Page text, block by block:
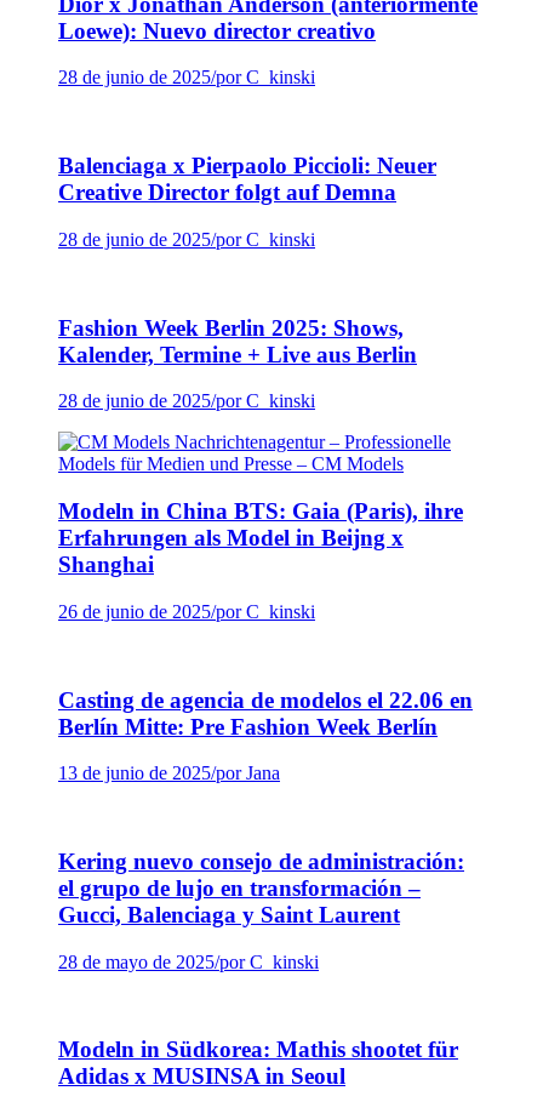
Loewe): Nuevo director creativo
28 de junio de 2025/por C_kinski
Balenciaga x Pierpaolo Piccioli: Neuer
Creative Director folgt auf Demna
28 de junio de 2025/por C_kinski
Fashion Week Berlin 2025: Shows,
Kalender, Termine + Live aus Berlin
28 de junio de 2025/por C_kinski
Modeln in China BTS: Gaia (Paris), ihre
Erfahrungen als Model in Beijng x
Shanghai
26 de junio de 2025/por C_kinski
Casting de agencia de modelos el 22.06 en
Berlín Mitte: Pre Fashion Week Berlín
13 de junio de 2025/por Jana
Kering nuevo consejo de administración:
el grupo de lujo en transformación –
Gucci, Balenciaga y Saint Laurent
28 de mayo de 2025/por C_kinski
Modeln in Südkorea: Mathis shootet für
Adidas x MUSINSA in Seoul